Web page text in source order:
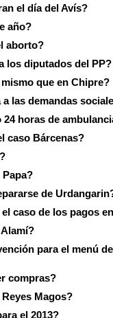
el día del Avís?
año?
aborto?
los diputados del PP?
que en Chipre?
las demandas
horas de
caso Bárcenas?
de
caso de los pagos
para el menú
compras?
Magos?
el 2013?